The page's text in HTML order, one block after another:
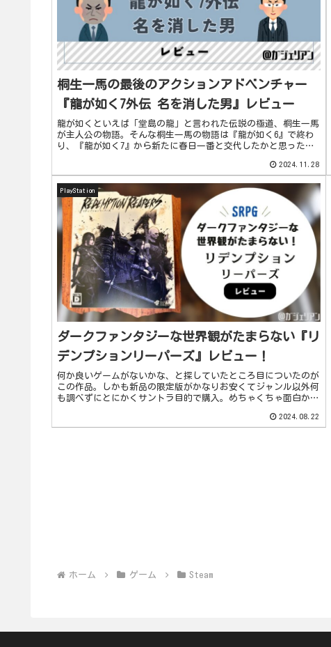
桐生一馬の最後のアクションアドベンチャー
『龍が如く7外伝 名を消した男』レビュー
龍が如くといえば「堂島の龍」と言われた伝説の極道、桐生一馬
が主人公の物語。そんな桐生一馬の物語は『龍が如く6』で終わ
り、『龍が如く7』から新たに春日一番と交代したかと思ったの
2024.11.28
PlayStation
ダークファンタジーな世界観がたまらない『リ
デンプションリーパーズ』レビュー！
何か良いゲームがないかな、と探していたところ目についたのが
この作品。しかも新品の限定版がかなりお安くてジャンル以外何
も調べずにとにかくサントラ目的で購入。めちゃくちゃ面白かっ
2024.08.22
ホーム ゲーム Steam